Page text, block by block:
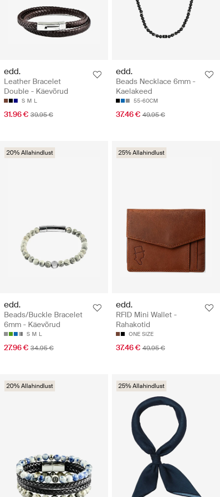
edd.
Leather Bracelet
Double - Käevõrud
S M L
31.96 € 39.95 €
edd.
Beads Necklace 6mm -
Kaelakeed
55-60CM
37.46 € 49.95 €
20% Allahindlust
edd.
Beads/Buckle Bracelet
6mm - Käevõrud
S M L
27.96 € 34.95 €
25% Allahindlust
edd.
RFID Mini Wallet -
Rahakotid
ONE SIZE
37.46 € 49.95 €
20% Allahindlust 25% Allahindlust